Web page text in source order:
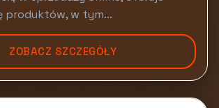
produktów, w tym...
ZOBACZ SZCZEGÓŁY